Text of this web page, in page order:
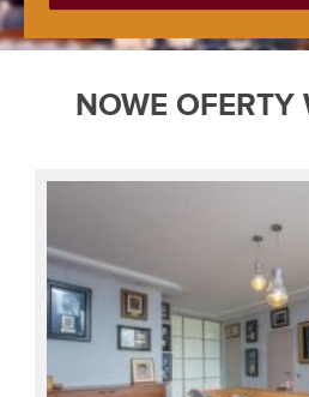
NOWE